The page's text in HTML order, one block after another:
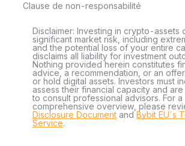
Clause de non-responsabilité
Disclaimer: Investing in crypto-assets
significant market risk, including
and the potential loss of your entire
disclaims all liability for investment
Nothing provided herein constitutes
advice, a recommendation, or an
or hold digital assets. Investors must
assess their financial capacity and
to consult professional advisors. For a
comprehensive overview, please
Disclosure Document andBybit EU´s
Service.